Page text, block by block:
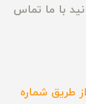
با ما تماس
طریق شماره